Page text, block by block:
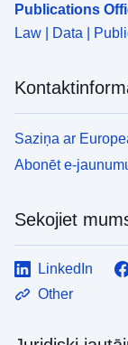
Publications
Law | Data |
Saziņa ar
Abonēt e-
Sekojiet
LinkedIn
Other